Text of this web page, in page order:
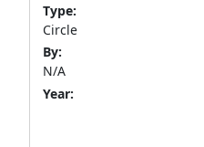
Type:
Circle
By:
N/A
Year: